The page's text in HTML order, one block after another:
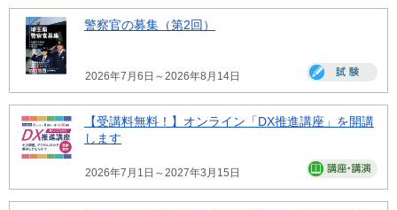
警察官の募集（第2回）
2026年7月6日～2026年8月14日
【受講料無料！】オンライン「DX推進講座」を開講
します
2026年7月1日～2027年3月15日